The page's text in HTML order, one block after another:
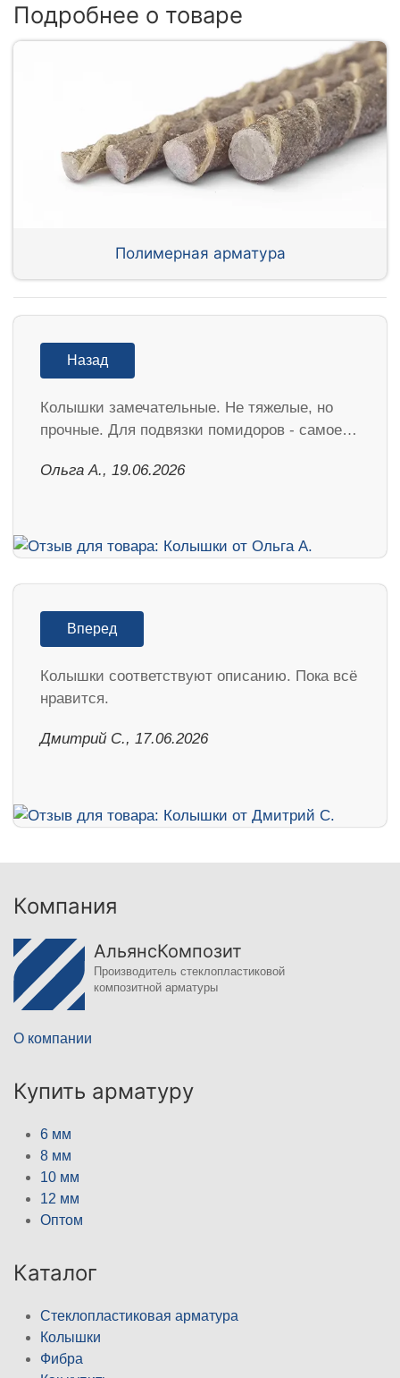
Подробнее о товаре
Полимерная арматура
Назад
Колышки замечательные. Не тяжелые, но
прочные. Для подвязки помидоров - самое…
Ольга А., 19.06.2026
Вперед
Колышки соответствуют описанию. Пока всё
нравится.
Дмитрий С., 17.06.2026
Компания
АльянсКомпозит
Производитель стеклопластиковой
композитной арматуры
О компании
Купить арматуру
6 мм
8 мм
10 мм
12 мм
Оптом
Каталог
Стеклопластиковая арматура
Колышки
Фибра